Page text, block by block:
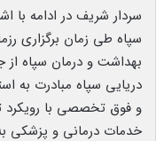
سردار شریف در ادامه با
بهداشت و درمان سپاه از
و فوق تخصصی با رویکرد
خدمات درمانی و پزشکی